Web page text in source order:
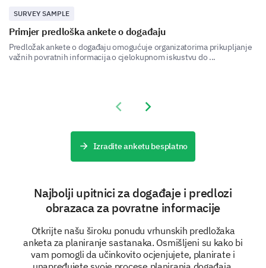
Event organization and logistics
We're interested in your views on the organization
2- Below Average
3- Average
1 2 3 4
Venue location
Event timing
SURVEY SAMPLE
Primjer predloška ankete o događaju
Predložak ankete o događaju omogućuje organizatorima prikupljanje
važnih povratnih informacija o cjelokupnom iskustvu do ...
Previous slide
Next slide
Izradite anketu besplatno
Najbolji upitnici za događaje i predlozi
obrazaca za povratne informacije
Otkrijte našu široku ponudu vrhunskih predložaka
anketa za planiranje sastanaka. Osmišljeni su kako bi
vam pomogli da učinkovito ocjenjujete, planirate i